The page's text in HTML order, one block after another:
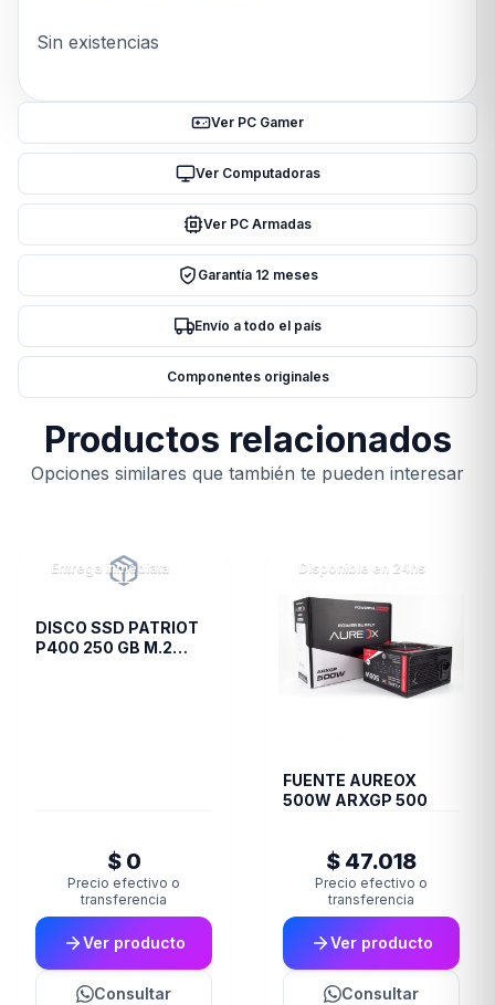
Sin existencias
Ver PC Gamer
Ver Computadoras
Ver PC Armadas
Garantía 12 meses
Envío a todo el país
Componentes originales
Productos relacionados
Opciones similares que también te pueden interesar
Entrega inmediata
DISCO SSD PATRIOT
P400 250 GB M.2
$ 0
Precio efectivo o
transferencia
Ver producto
Consultar
Disponible en 24hs
FUENTE AUREOX
500W ARXGP 500
$ 47.018
Precio efectivo o
transferencia
Ver producto
Consultar